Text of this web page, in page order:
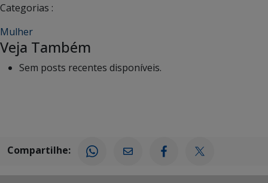
Categorias :
Mulher
Veja Também
Sem posts recentes disponíveis.
Compartilhe: